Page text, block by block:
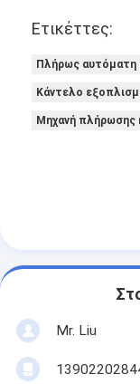
Ετικέττες:
Πλήρως αυτόματη
Κάντελο
Μηχανή πλήρωσης
Mr. Liu